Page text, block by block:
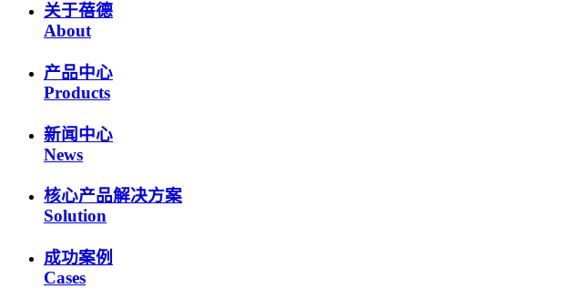
关于蓓德
About
产品中心
Products
新闻中心
News
核心产品解决方案
Solution
成功案例
Cases